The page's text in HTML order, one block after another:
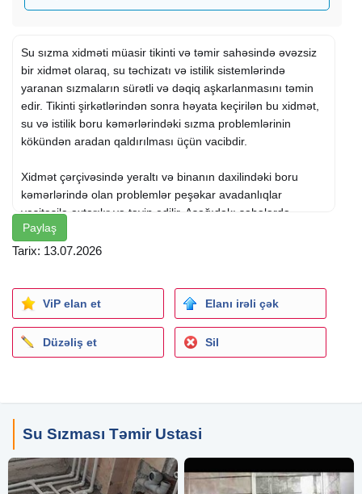
Su sızma xidməti müasir tikinti və təmir sahəsində əvəzsiz
bir xidmət olaraq, su təchizatı və istilik sistemlərində
yaranan sızmaların sürətli və dəqiq aşkarlanmasını təmin
edir. Tikinti şirkətlərindən sonra həyata keçirilən bu xidmət,
su və istilik boru kəmərlərindəki sızma problemlərinin
kökündən aradan qaldırılması üçün vacibdir.
Xidmət çərçivəsində yeraltı və binanın daxilindəki boru
kəmərlərində olan problemlər peşəkar avadanlıqlar
vasitəsilə axtarılır və təyin edilir. Aşağıdakı sahələrdə
təcrübəli mütəxəssislərimiz sızıntının mənbəyini
müəyyənləşdirir:
- İsti su təchizatı (DHW) sistemləri
- Mərkəzi istilik (DH) boru kəmərləri
- Kanalizasiya şəbəkələri
- Qaz kəmərləri
uyğun itmə və zədələnmələr ətraflı təhlil edilir. Gizli boru
kəmərlərinin mövqeyi müəyyən edilir, sızmalar yerində
aşkarlanır və əlaqələrdəki hər hansı uyğunsuzluq izlənilir.
Bu, binanın enerji səmərəliliyinin artırılması və istilik itkisinin
Paylaş
Tarix: 13.07.2026
ViP elan et Elanı irəli çək
Düzəliş et Sil
Su Sızması Təmir Ustasi